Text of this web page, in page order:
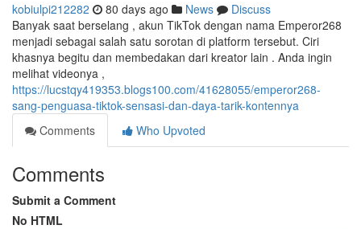
kobiulpi212282 80 days ago News
Discuss
Banyak saat berselang , akun TikTok dengan nama Emperor268
menjadi sebagai salah satu sorotan di platform tersebut. Ciri
khasnya begitu dan membedakan dari kreator lain . Anda ingin
melihat videonya ,
https://lucstqy419353.blogs100.com/41628055/emperor268-
sang-penguasa-tiktok-sensasi-dan-daya-tarik-kontennya
Comments
Who Upvoted
Comments
Submit a Comment
No HTML